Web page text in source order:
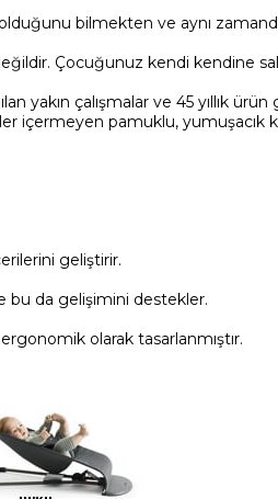
bilmekten ve aynı
Çocuğunuz kendi kendine
yakın çalışmalar ve 45 yıllık
içermeyen pamuklu, yumuşacık
geliştirir.
bu da gelişimini destekler.
olarak tasarlanmıştır.